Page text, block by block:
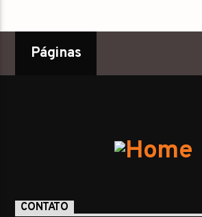
Páginas
CONTATO